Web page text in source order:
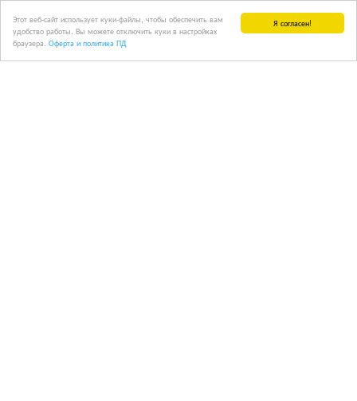
Я согласен!
Этот веб-сайт использует куки-файлы, чтобы обеспечить вам
удобство работы. Вы можете отключить куки в настройках
браузера. Оферта и политика ПД